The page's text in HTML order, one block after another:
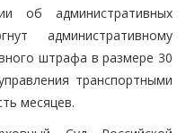
об административных
административному
штрафа в размере 30
транспортными
месяцев.